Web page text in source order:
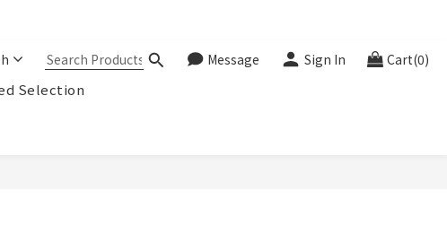
Message Sign In Cart(0)
Selection